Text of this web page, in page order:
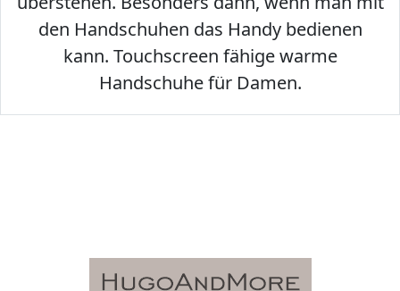
den Handschuhen das Handy bedienen
kann. Touchscreen fähige warme
Handschuhe für Damen.